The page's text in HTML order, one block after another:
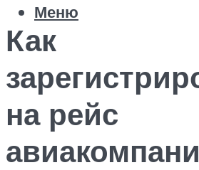
Меню
Как
на рейс